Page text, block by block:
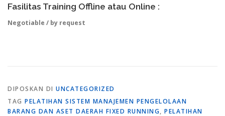
Fasilitas Training Offline atau Online :
Negotiable / by request
DIPOSKAN DI UNCATEGORIZED
TAG PELATIHAN SISTEM MANAJEMEN PENGELOLAAN
BARANG DAN ASET DAERAH FIXED RUNNING, PELATIHAN